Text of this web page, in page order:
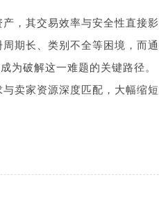
，其交易效率与安全性直接影
期长、类别不全等困境，而通
为破解这一难题的关键路径。
卖家资源深度匹配，大幅缩短